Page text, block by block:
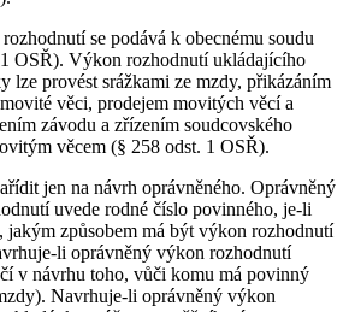
se podává k obecnému soudu
OSŘ). Výkon rozhodnutí ukládajícího
lze provést srážkami ze mzdy, přikázáním
věci, prodejem movitých věcí a
závodu a zřízením soudcovského
věcem (§ 258 odst. 1 OSŘ).
jen na návrh oprávněného. Oprávněný
uvede rodné číslo povinného, je-li
jakým způsobem má být výkon rozhodnutí
li oprávněný výkon rozhodnutí
v návrhu toho, vůči komu má povinný
Navrhuje-li oprávněný výkon